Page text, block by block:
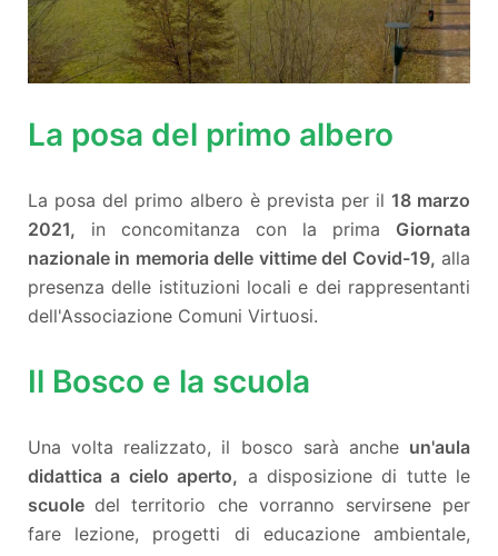
La posa del primo albero
La posa del primo albero è prevista per il 18 marzo
2021, in concomitanza con la prima Giornata
nazionale in memoria delle vittime del Covid-19, alla
presenza delle istituzioni locali e dei rappresentanti
dell'Associazione Comuni Virtuosi.
Il Bosco e la scuola
Una volta realizzato, il bosco sarà anche un'aula
didattica a cielo aperto, a disposizione di tutte le
scuoledel territorio che vorranno servirsene per
fare lezione, progetti di educazione ambientale,